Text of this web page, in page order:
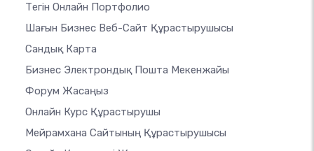
Тегін Онлайн Портфолио
Шағын Бизнес Веб-Сайт Құрастырушысы
Сандық Карта
Бизнес Электрондық Пошта Мекенжайы
Форум Жасаңыз
Онлайн Курс Құрастырушы
Мейрамхана Сайтының Құрастырушысы